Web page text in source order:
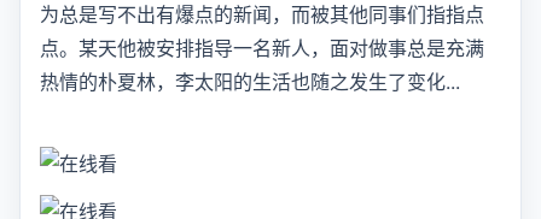
为总是写不出有爆点的新闻，而被其他同事们指指点
点。某天他被安排指导一名新人，面对做事总是充满
热情的朴夏林，李太阳的生活也随之发生了变化...